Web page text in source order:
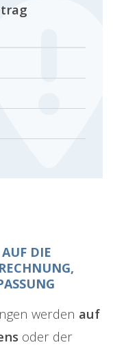
DIE
werden auf
oder der